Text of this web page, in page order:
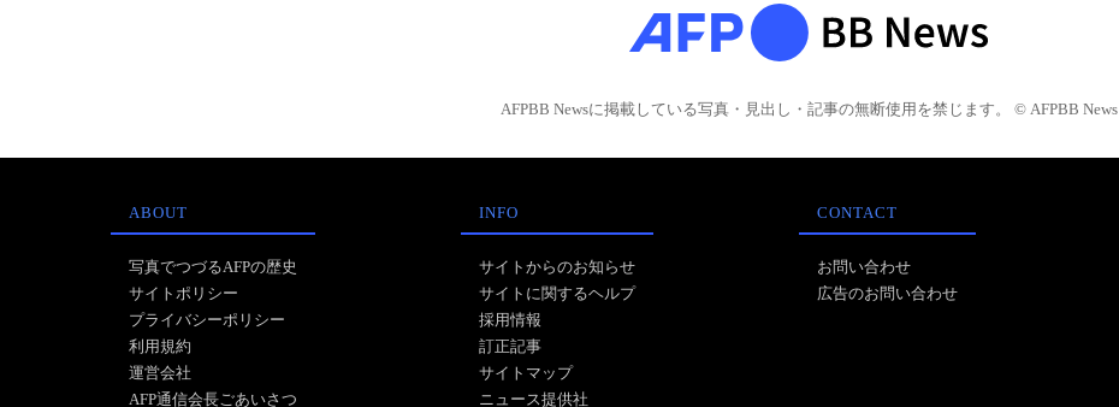
AFPBB Newsに掲載している写真・見出し・記事の無断使用を禁じます。 © AFPBB News
ABOUT
写真でつづるAFPの歴史
サイトポリシー
プライバシーポリシー
利用規約
運営会社
AFP通信会長ごあいさつ
INFO
サイトからのお知らせ
サイトに関するヘルプ
採用情報
訂正記事
サイトマップ
ニュース提供社
CONTACT
お問い合わせ
広告のお問い合わせ